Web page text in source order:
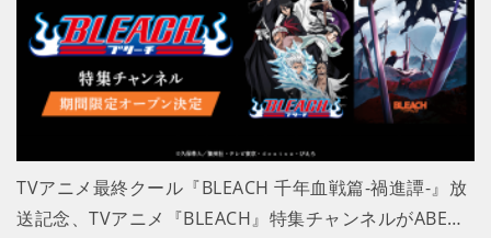
TVアニメ最終クール『BLEACH 千年血戦篇-禍進譚-』放
送記念、TVアニメ『BLEACH』特集チャンネルがABE…